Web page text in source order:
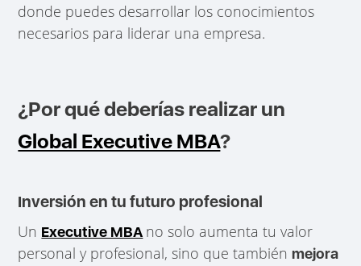
donde puedes desarrollar los conocimientos
necesarios para liderar una empresa.
¿Por qué deberías realizar un
Global Executive MBA?
Inversión en tu futuro profesional
Un Executive MBA no solo aumenta tu valor
personal y profesional, sino que tambiénmejora